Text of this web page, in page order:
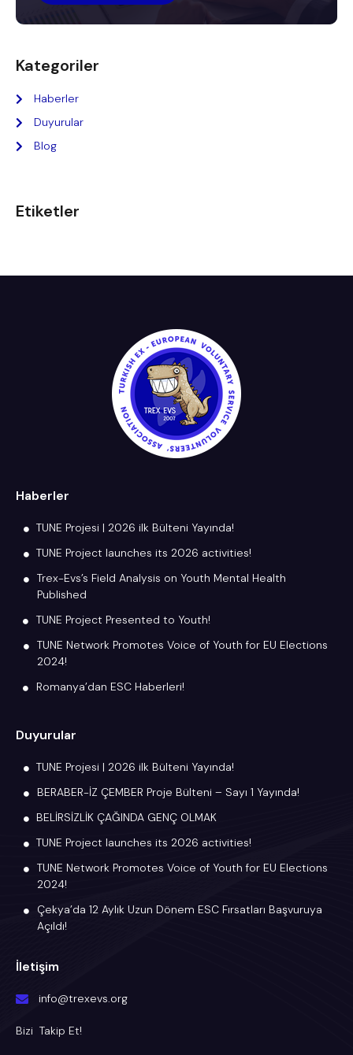
Kategoriler
Haberler
Duyurular
Blog
Etiketler
Haberler
TUNE Projesi | 2026 ilk Bülteni Yayında!
TUNE Project launches its 2026 activities!
Trex-Evs’s Field Analysis on Youth Mental Health
Published
TUNE Project Presented to Youth!
TUNE Network Promotes Voice of Youth for EU Elections
2024!
Romanya’dan ESC Haberleri!
Duyurular
TUNE Projesi | 2026 ilk Bülteni Yayında!
BERABER-İZ ÇEMBER Proje Bülteni – Sayı 1 Yayında!
BELİRSİZLİK ÇAĞINDA GENÇ OLMAK
TUNE Project launches its 2026 activities!
TUNE Network Promotes Voice of Youth for EU Elections
2024!
Çekya’da 12 Aylık Uzun Dönem ESC Fırsatları Başvuruya
Açıldı!
İletişim
info@trexevs.org
Bizi Takip Et!